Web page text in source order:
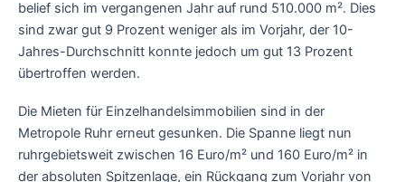
belief sich im vergangenen Jahr auf rund 510.000 m². Dies
sind zwar gut 9 Prozent weniger als im Vorjahr, der 10-
Jahres-Durchschnitt konnte jedoch um gut 13 Prozent
übertroffen werden.
Die Mieten für Einzelhandelsimmobilien sind in der
Metropole Ruhr erneut gesunken. Die Spanne liegt nun
ruhrgebietsweit zwischen 16 Euro/m² und 160 Euro/m² in
der absoluten Spitzenlage, ein Rückgang zum Vorjahr von